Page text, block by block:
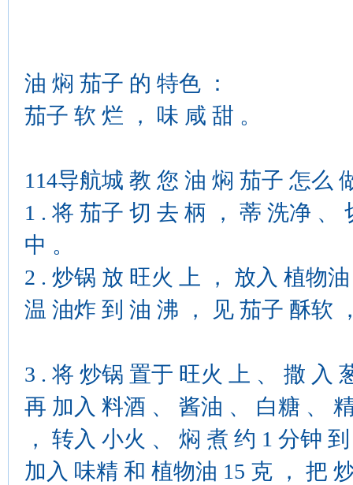
油 焖 茄子 的 特色 ：
茄子 软 烂 ， 味 咸 甜 。
114导航城 教 您 油 焖 茄子 怎么
1 . 将 茄子 切 去 柄 ， 蒂 洗净
中 。
2 . 炒锅 放 旺火 上 ， 放入 植物
温 油炸 到 油 沸 ， 见 茄子 酥软
3 . 将 炒锅 置于 旺火 上 、 撒 入
再 加入 料酒 、 酱油 、 白糖 、
， 转入 小火 、 焖 煮 约 1 分钟
加入 味精 和 植物油 15 克 ， 把